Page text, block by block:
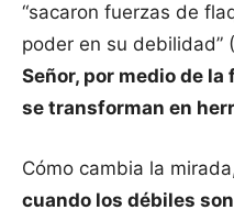
“sacaron fuerzas de
poder en su debilidad”
Señor, por medio de
se transforman en
Cómo cambia la
cuando los débiles